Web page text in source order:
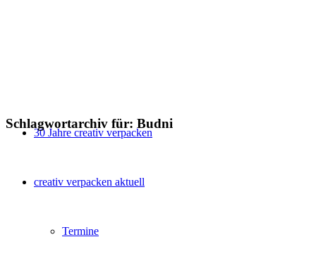
30 Jahre creativ verpacken
creativ verpacken aktuell
Termine
Schlagwortarchiv für: Budni